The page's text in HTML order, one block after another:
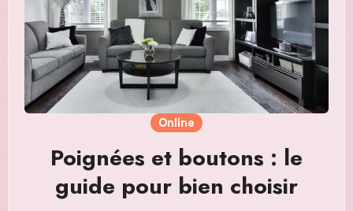
Online
Poignées et boutons : le
guide pour bien choisir